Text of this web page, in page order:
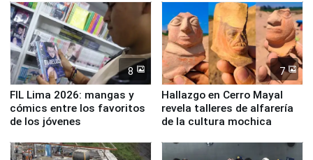
8
FIL Lima 2026: mangas y
cómics entre los favoritos
de los jóvenes
7
Hallazgo en Cerro Mayal
revela talleres de alfarería
de la cultura mochica